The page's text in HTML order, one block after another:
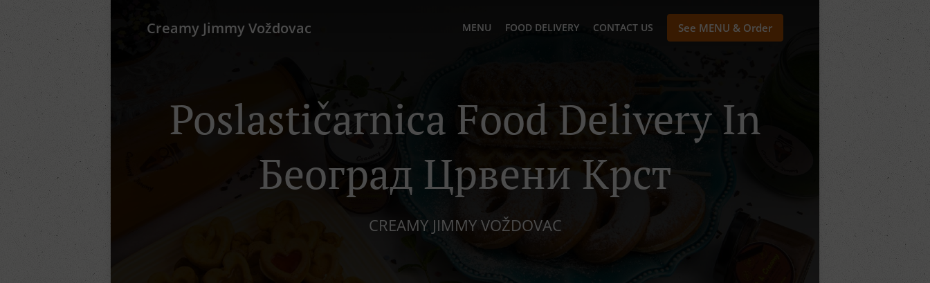
Creamy Jimmy Voždovac MENU FOOD DELIVERY CONTACT US See MENU & Order
Poslastičarnica Food Delivery In
Београд Црвени Крст
CREAMY JIMMY VOŽDOVAC